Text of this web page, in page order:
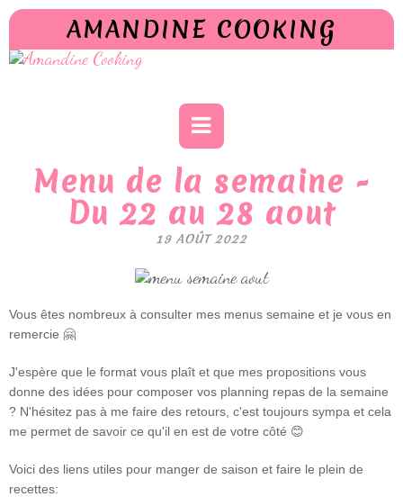
AMANDINE COOKING
Menu de la semaine -
Du 22 au 28 aout
19 AOÛT 2022
Vous êtes nombreux à consulter mes menus semaine et je vous en
remercie 🤗
J'espère que le format vous plaît et que mes propositions vous
donne des idées pour composer vos planning repas de la semaine
? N'hésitez pas à me faire des retours, c'est toujours sympa et cela
me permet de savoir ce qu'il en est de votre côté 😊
Voici des liens utiles pour manger de saison et faire le plein de
recettes: